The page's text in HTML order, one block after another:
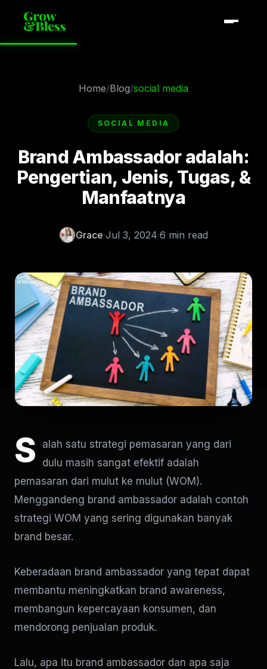
Home/Blog/social media
SOCIAL MEDIA
Brand Ambassador adalah:
Pengertian, Jenis, Tugas, &
Manfaatnya
Grace Jul 3, 2024 6 min read
S
alah satu strategi pemasaran yang dari
dulu masih sangat efektif adalah
pemasaran dari mulut ke mulut (WOM).
Menggandeng brand ambassador adalah contoh
strategi WOM yang sering digunakan banyak
brand besar.
Keberadaan brand ambassador yang tepat dapat
membantu meningkatkan brand awareness,
membangun kepercayaan konsumen, dan
mendorong penjualan produk.
Lalu, apa itu brand ambassador dan apa saja